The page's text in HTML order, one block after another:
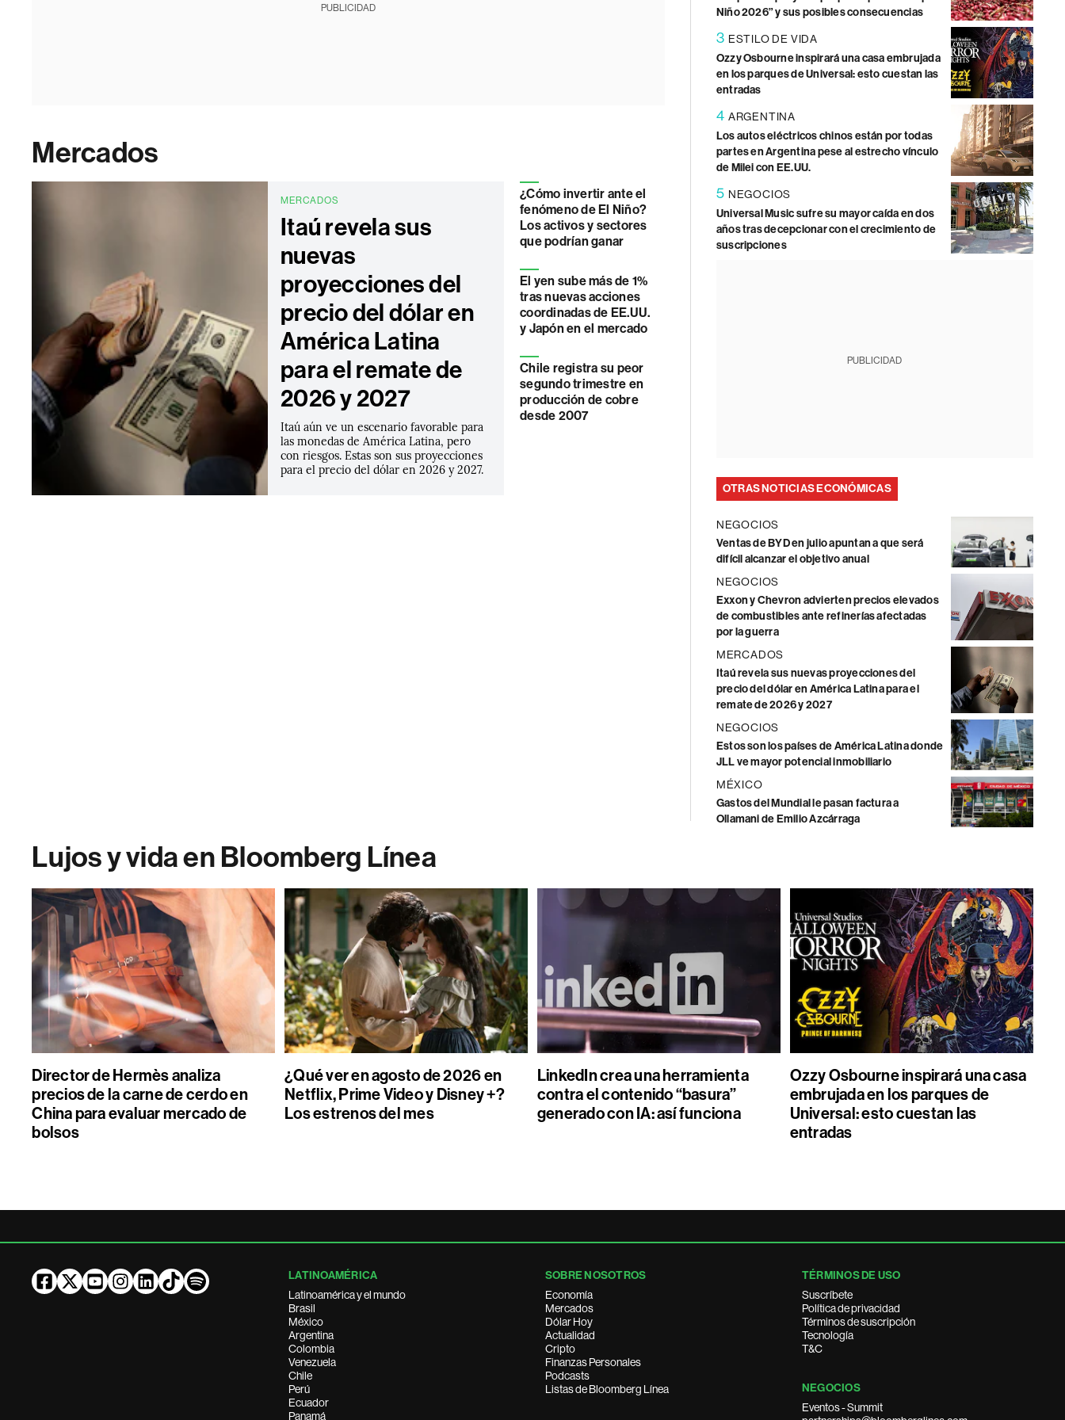
PUBLICIDAD
Mercados
MERCADOS
Itaú revela sus
nuevas
proyecciones del
precio del dólar en
América Latina
para el remate de
2026 y 2027
Itaú aún ve un escenario favorable para
las monedas de América Latina, pero
con riesgos. Estas son sus proyecciones
para el precio del dólar en 2026 y 2027.
¿Cómo invertir ante el
fenómeno de El Niño?
Los activos y sectores
que podrían ganar
El yen sube más de 1%
tras nuevas acciones
coordinadas de EE.UU.
y Japón en el mercado
Chile registra su peor
segundo trimestre en
producción de cobre
desde 2007
Niño 2026” y sus posibles consecuencias
3 ESTILO DE VIDA
Ozzy Osbourne inspirará una casa embrujada
en los parques de Universal: esto cuestan las
entradas
4 ARGENTINA
Los autos eléctricos chinos están por todas
partes en Argentina pese al estrecho vínculo
de Milei con EE.UU.
5 NEGOCIOS
Universal Music sufre su mayor caída en dos
años tras decepcionar con el crecimiento de
suscripciones
PUBLICIDAD
OTRAS NOTICIAS ECONÓMICAS
NEGOCIOS
Ventas de BYD en julio apuntan a que será
difícil alcanzar el objetivo anual
NEGOCIOS
Exxon y Chevron advierten precios elevados
de combustibles ante refinerías afectadas
por la guerra
MERCADOS
Itaú revela sus nuevas proyecciones del
precio del dólar en América Latina para el
remate de 2026 y 2027
NEGOCIOS
Estos son los países de América Latina donde
JLL ve mayor potencial inmobiliario
MÉXICO
Gastos del Mundial le pasan factura a
Ollamani de Emilio Azcárraga
Lujos y vida en Bloomberg Línea
Director de Hermès analiza
precios de la carne de cerdo en
China para evaluar mercado de
bolsos
¿Qué ver en agosto de 2026 en
Netflix, Prime Video y Disney +?
Los estrenos del mes
LinkedIn crea una herramienta
contra el contenido “basura”
generado con IA: así funciona
Ozzy Osbourne inspirará una casa
embrujada en los parques de
Universal: esto cuestan las
entradas
LATINOAMÉRICA
Latinoamérica y el mundo
Brasil
México
Argentina
Colombia
Venezuela
Chile
Perú
Ecuador
Panamá
SOBRE NOSOTROS
Economía
Mercados
Dólar Hoy
Actualidad
Cripto
Finanzas Personales
Podcasts
Listas de Bloomberg Línea
TÉRMINOS DE USO
Suscríbete
Política de privacidad
Términos de suscripción
Tecnología
T&C
NEGOCIOS
Eventos - Summit